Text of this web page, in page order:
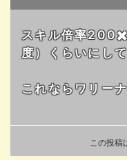
スキル倍率
度）くらいにし
これならワリー
この投稿